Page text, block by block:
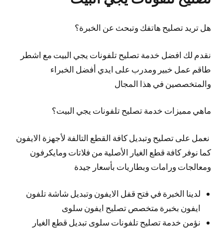
هل تريد تصليح هاتفك وتبحث عن الخبرة؟
نقدم لك افضل خدمة تصليح تلفونات يجي البيت مع اشطر
طاقم عمل خبير ومدرب على ايدي أفضل الخبراء
والمتخصصين في هذا المجال
ماهي مميزات خدمة تصليح تلفونات يجي البيت؟
نعمل على تصليح وتبديل كافة القطع التالفة لأجهزة الايفون
كما نوفر كافة قطع الغيار الأصلية من فلاتات ومايكرفون
ومعالجات ورامات وبطاريات بأسعار جيدة
لدينا الخبرة في فتح قفل الايفون وتبديل شاشة تلفون
ايفون بخبرة متخصص تصليح ايفون سلوى
نؤمن خدمة تصليح تلفونات سلوى تبديل قطع الغيار